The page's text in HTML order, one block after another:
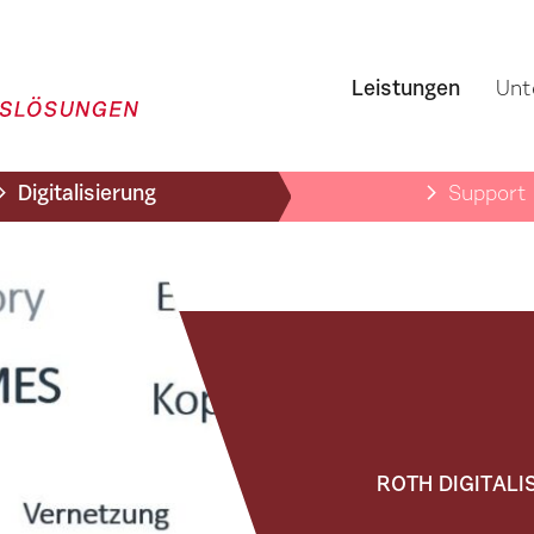
Leistungen
Digitalisierung Support
ROTH